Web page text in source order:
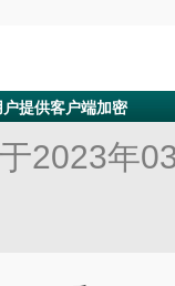
提供客户端加密
2023年